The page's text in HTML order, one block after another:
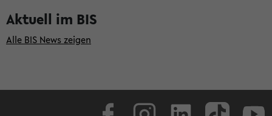
t
e
Aktuell im BIS
Alle BIS News zeigen